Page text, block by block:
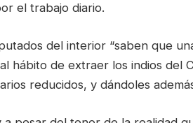
el trabajo diario.
del interior “saben que
hábito de extraer los indios del
reducidos, y dándoles